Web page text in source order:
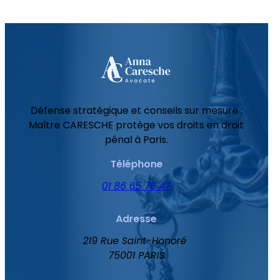
Défense stratégique et conseils sur mesure :
Maître CARESCHE protège vos droits en droit
pénal à Paris.
Téléphone
01 86 65 78 47
Adresse
219 Rue Saint-Honoré
75001 PARIS